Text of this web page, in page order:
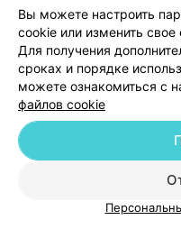
Вы можете настроить
cookie или изменить свое
Для получения
сроках и порядке
можете ознакомиться с
файлов cookie